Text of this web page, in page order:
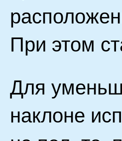
При этом
Для
наклоне